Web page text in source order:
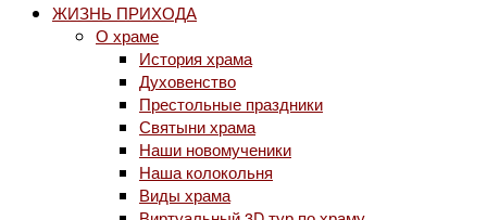
ЖИЗНЬ ПРИХОДА
О храме
История храма
Духовенство
Престольные праздники
Святыни храма
Наши новомученики
Наша колокольня
Виды храма